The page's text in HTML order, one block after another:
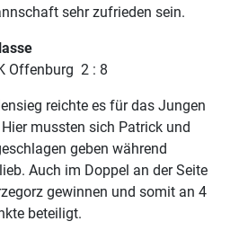
sehr zufrieden sein.
Offenburg 2 : 8
reichte es für das Jungen
mussten sich Patrick und
geben während
Auch im Doppel an der Seite
gewinnen und somit an 4
beteiligt.